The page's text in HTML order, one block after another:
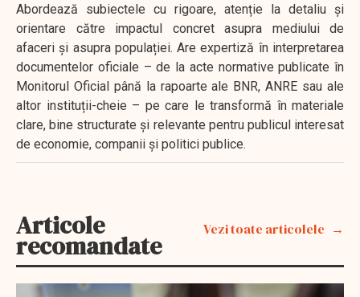
Abordează subiectele cu rigoare, atenție la detaliu și
orientare către impactul concret asupra mediului de
afaceri și asupra populației. Are expertiză în interpretarea
documentelor oficiale – de la acte normative publicate în
Monitorul Oficial până la rapoarte ale BNR, ANRE sau ale
altor instituții-cheie – pe care le transformă în materiale
clare, bine structurate și relevante pentru publicul interesat
de economie, companii și politici publice.
Articole
recomandate
Vezi toate articolele